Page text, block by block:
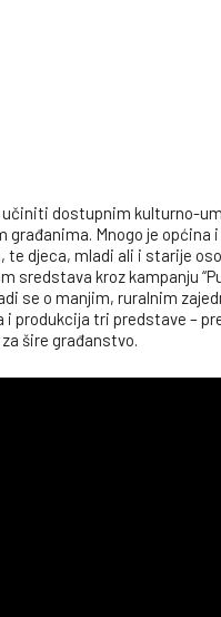
učiniti dostupnim kulturno-
Mnogo je općina
te djeca, mladi ali i starije
sredstava kroz kampanju
se o manjim, ruralnim
produkcija tri predstave –
šire građanstvo.